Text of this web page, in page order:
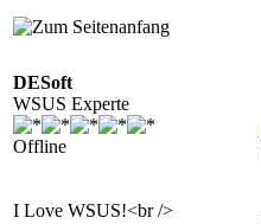
DESoft
WSUS Experte
Offline
I Love WSUS!<br />